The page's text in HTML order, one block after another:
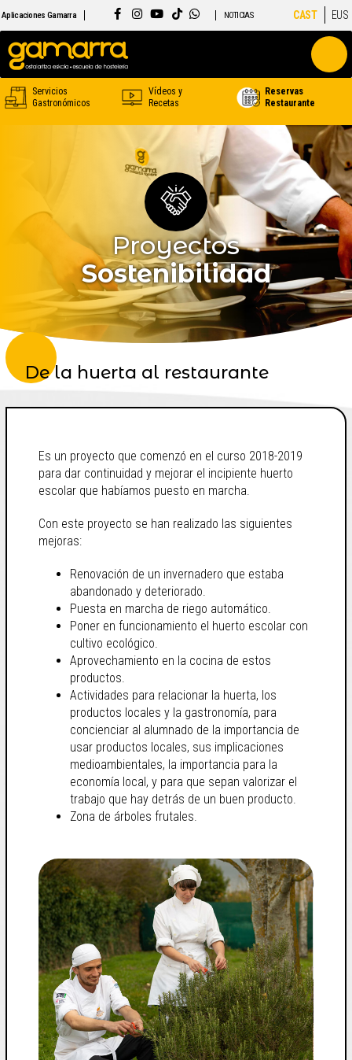
Aplicaciones Gamarra NOTICIAS CAST EUS
Servicios
Gastronómicos
Vídeos y
Recetas
Reservas
Restaurante
Proyectos
Sostenibilidad
De la huerta al restaurante
Es un proyecto que comenzó en el curso 2018-2019
para dar continuidad y mejorar el incipiente huerto
escolar que habíamos puesto en marcha.
Con este proyecto se han realizado las siguientes
mejoras:
Renovación de un invernadero que estaba
abandonado y deteriorado.
Puesta en marcha de riego automático.
Poner en funcionamiento el huerto escolar con
cultivo ecológico.
Aprovechamiento en la cocina de estos
productos.
Actividades para relacionar la huerta, los
productos locales y la gastronomía, para
concienciar al alumnado de la importancia de
usar productos locales, sus implicaciones
medioambientales, la importancia para la
economía local, y para que sepan valorizar el
trabajo que hay detrás de un buen producto.
Zona de árboles frutales.